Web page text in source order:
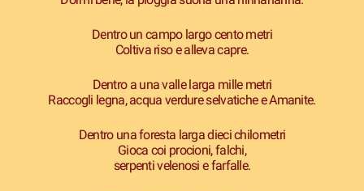
Dentro un campo largo cento metri
Coltiva riso e alleva capre.
Dentro a una valle larga mille metri
Raccogli legna, acqua verdure selvatiche e Amanite.
Dentro una foresta larga dieci chilometri
Gioca coi procioni, falchi,
serpenti velenosi e farfalle.